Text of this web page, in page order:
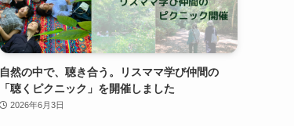
自然の中で、聴き合う。リスママ学び仲間の
「聴くピクニック」を開催しました
2026年6月3日